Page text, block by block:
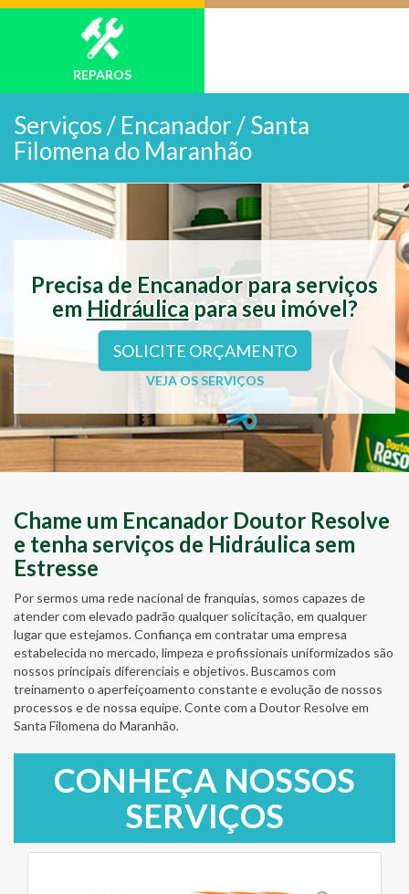
REPAROS
Serviços / Encanador / Santa
Filomena do Maranhão
Precisa de Encanador para serviços
em Hidráulicapara seu imóvel?
SOLICITE ORÇAMENTO
VEJA OS SERVIÇOS
Chame um Encanador Doutor Resolve
e tenha serviços de Hidráulica sem
Estresse
Por sermos uma rede nacional de franquias, somos capazes de
atender com elevado padrão qualquer solicitação, em qualquer
lugar que estejamos. Confiança em contratar uma empresa
estabelecida no mercado, limpeza e profissionais uniformizados são
nossos principais diferenciais e objetivos. Buscamos com
treinamento o aperfeiçoamento constante e evolução de nossos
processos e de nossa equipe. Conte com a Doutor Resolve em
Santa Filomena do Maranhão.
CONHEÇA NOSSOS
SERVIÇOS